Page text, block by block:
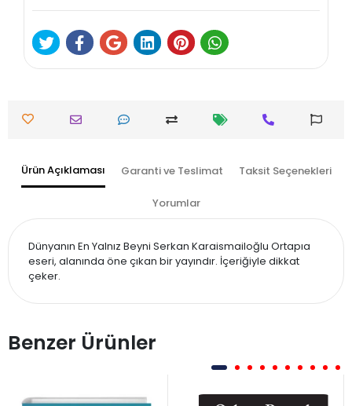
Ürün Açıklaması Garanti ve Teslimat Taksit Seçenekleri
Yorumlar
Dünyanın En Yalnız Beyni Serkan Karaismailoğlu Ortapıa
eseri, alanında öne çıkan bir yayındır. İçeriğiyle dikkat
çeker.
Benzer Ürünler